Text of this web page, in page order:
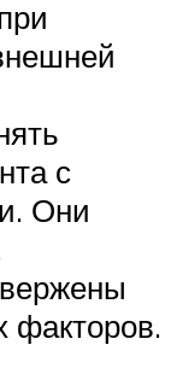
с
Они
факторов.